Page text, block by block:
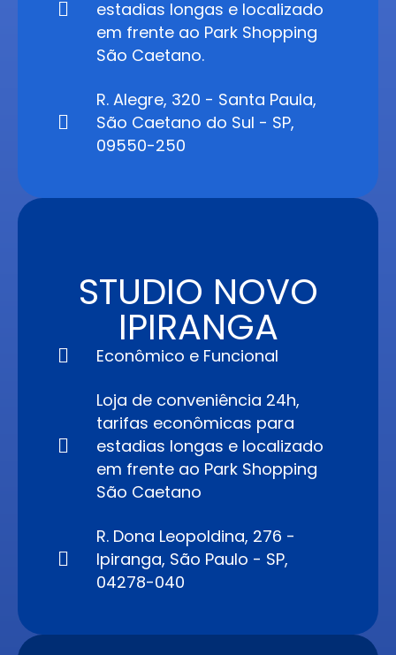
estadias longas e localizado
em frente ao Park Shopping
São Caetano.
R. Alegre, 320 - Santa Paula,
São Caetano do Sul - SP,
09550-250
STUDIO NOVO
IPIRANGA
Econômico e Funcional
Loja de conveniência 24h,
tarifas econômicas para
estadias longas e localizado
em frente ao Park Shopping
São Caetano
R. Dona Leopoldina, 276 -
Ipiranga, São Paulo - SP,
04278-040